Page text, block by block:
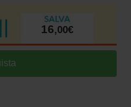
16,00€